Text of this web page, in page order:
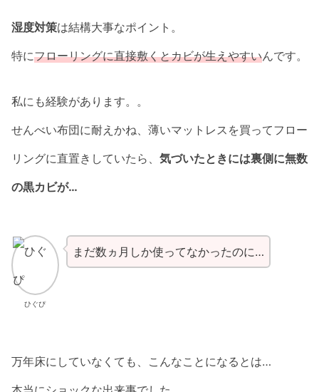
湿度対策は結構大事なポイント。
特にフローリングに直接敷くとカビが生えやすいんです。
私にも経験があります。。
せんべい布団に耐えかね、薄いマットレスを買ってフロー
リングに直置きしていたら、 気づいたときには裏側に無数
の黒カビが…
ひぐぴ
まだ数ヵ月しか使ってなかったのに…
万年床にしていなくても、こんなことになるとは…